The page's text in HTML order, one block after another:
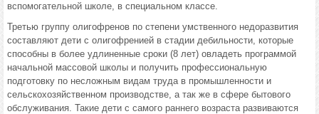
вспомогательной школе, в специальном классе.
Третью группу олигофренов по степени умственного недоразвития
составляют дети с олигофренией в стадии дебильности, которые
способны в более удлиненные сроки (8 лет) овладеть программой
начальной массовой школы и получить профессиональную
подготовку по несложным видам труда в промышленности и
сельскохозяйственном производстве, а так же в сфере бытового
обслуживания. Такие дети с самого раннего возраста развиваются